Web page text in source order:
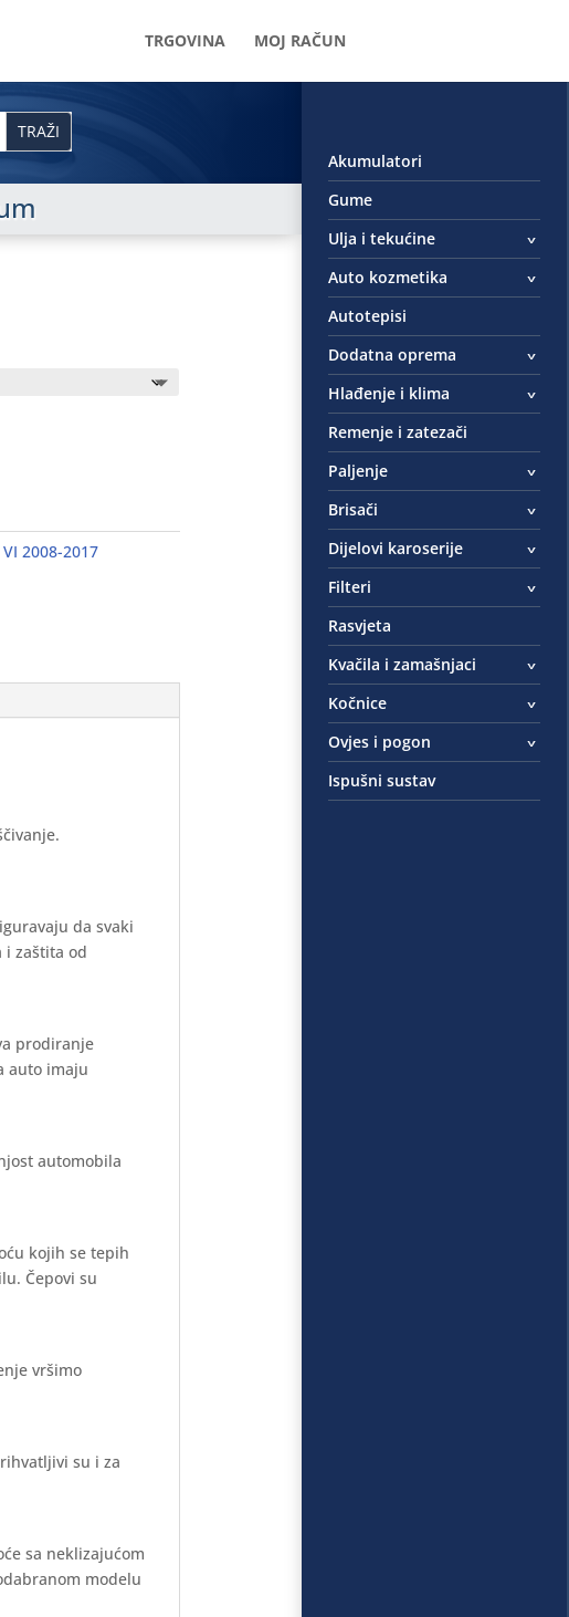
TRGOVINA MOJ RAČUN
VI 2008-2017
da svaki
i zaštita od
prodiranje
auto imaju
automobila
kojih se tepih
Čepovi su
vršimo
su i za
sa neklizajućom
modelu
Akumulatori
Gume
Ulja i tekućine
Auto kozmetika
Autotepisi
Dodatna oprema
Hlađenje i klima
Remenje i zatezači
Paljenje
Brisači
Dijelovi karoserije
Filteri
Rasvjeta
Kvačila i zamašnjaci
Kočnice
Ovjes i pogon
Ispušni sustav